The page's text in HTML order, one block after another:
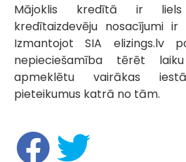
Mājoklis kredītā ir
kredītaizdevēju nosacījumi
Izmantojot SIA elizings.lv
nepieciešamība tērēt
apmeklētu vairākas
pieteikumus katrā no tām.